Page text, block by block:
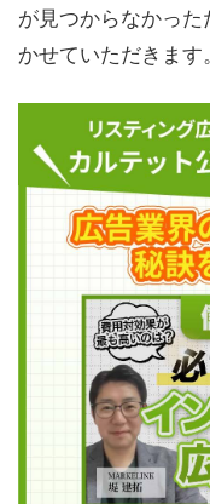
が見つからなかっ
かせていただきます。